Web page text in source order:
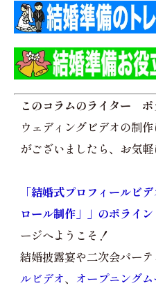
このコラムのライター ポ
ウェディングビデオの制
がございましたら、お気軽
「結婚式プロフィールビ
ロール制作」」のポライ
ージへようこそ！
結婚披露宴や二次会パー
ルビデオ、 オープニング